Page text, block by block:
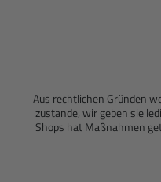
Aus rechtlichen Gründen
zustande, wir geben sie
Shops hat Maßnahmen